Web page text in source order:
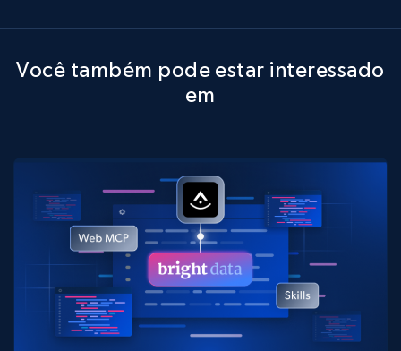
Você também pode estar interessado
em